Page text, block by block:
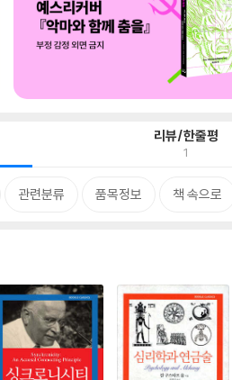
리뷰/한줄평
1
관련분류 품목정보 책 속으로